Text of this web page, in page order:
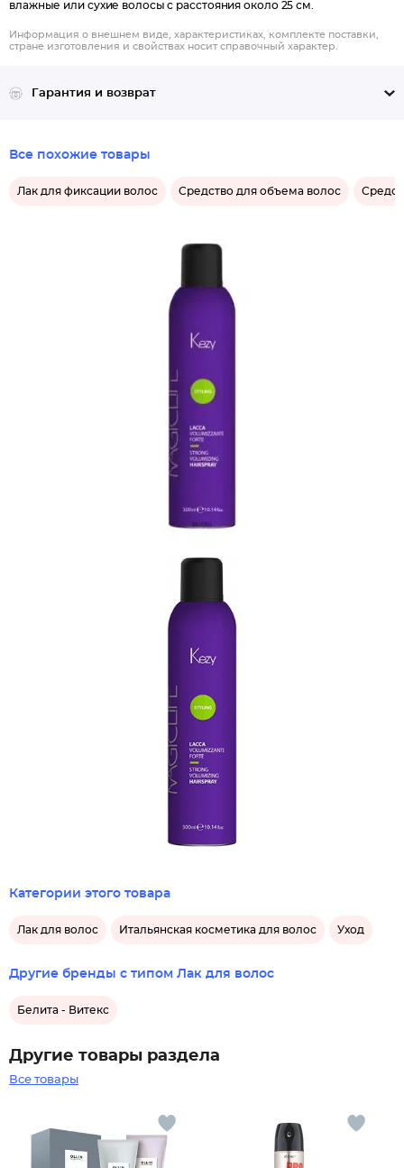
влажные или сухие волосы с расстояния около 25 см.
Информация о внешнем виде, характеристиках, комплекте поставки,
стране изготовления и свойствах носит справочный характер.
Гарантия и возврат
Все похожие товары
Лак для фиксации волос Средство для объема волос
Категории этого товара
Лак для волос Итальянская косметика для волос Уход
Другие бренды с типом Лак для волос
Белита - Витекс
Другие товары раздела
Все товары